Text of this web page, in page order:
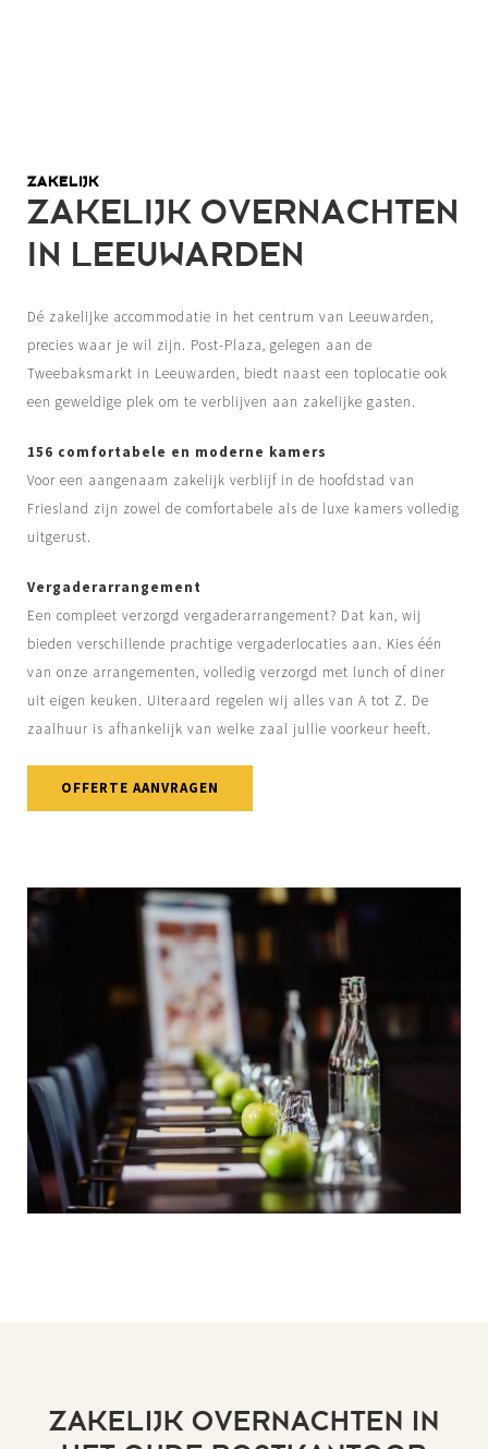
ZAKELIJK
ZAKELIJK OVERNACHTEN
IN LEEUWARDEN
Dé zakelijke accommodatie in het centrum van Leeuwarden,
precies waar je wil zijn. Post-Plaza, gelegen aan de
Tweebaksmarkt in Leeuwarden, biedt naast een toplocatie ook
een geweldige plek om te verblijven aan zakelijke gasten.
156 comfortabele en moderne kamers
Voor een aangenaam zakelijk verblijf in de hoofdstad van
Friesland zijn zowel de comfortabele als de luxe kamers volledig
uitgerust.
Vergaderarrangement
Een compleet verzorgd vergaderarrangement? Dat kan, wij
bieden verschillende prachtige vergaderlocaties aan. Kies één
van onze arrangementen, volledig verzorgd met lunch of diner
uit eigen keuken. Uiteraard regelen wij alles van A tot Z. De
zaalhuur is afhankelijk van welke zaal jullie voorkeur heeft.
OFFERTE AANVRAGEN
ZAKELIJK OVERNACHTEN IN